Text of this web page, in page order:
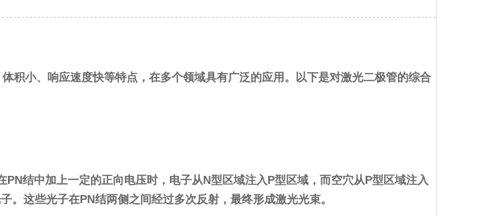
小、响应速度快等特点，在多个领域具有广泛的应用。以下是对激光二极管的综合
结中加上一定的正向电压时，电子从N型区域注入P型区域，而空穴从P型区域注入
这些光子在PN结两侧之间经过多次反射，最终形成激光光束。